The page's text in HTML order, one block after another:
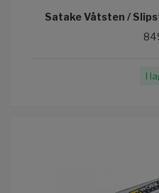
Satake Våtsten /
I